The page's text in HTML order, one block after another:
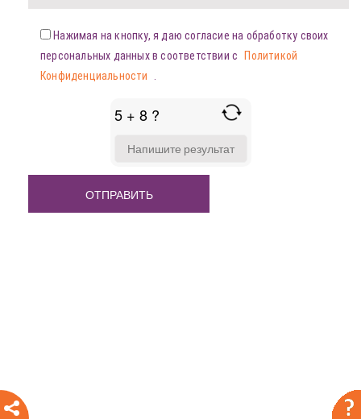
Нажимая на кнопку, я даю согласие на обработку своих
персональных данных в соответствии с
Политикой
Конфиденциальности
5 + 8 ?
FOR
+